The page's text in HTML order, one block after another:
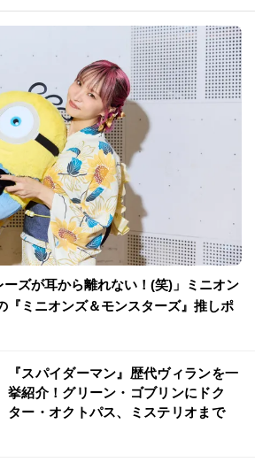
ーズが耳から離れない！(笑)」ミニオン
『ミニオンズ＆モンスターズ』推しポ
『スパイダーマン』歴代ヴィランを一
挙紹介！グリーン・ゴブリンにドク
ター・オクトパス、ミステリオまで